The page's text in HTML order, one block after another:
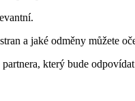
a jaké odměny můžete
který bude